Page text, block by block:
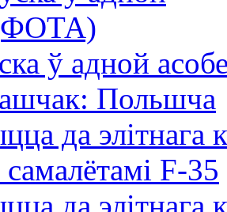
ў адной
да элітнага